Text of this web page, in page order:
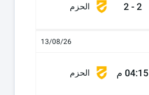
2
-
2 الحزم
13/08/26
04:15 م الحزم